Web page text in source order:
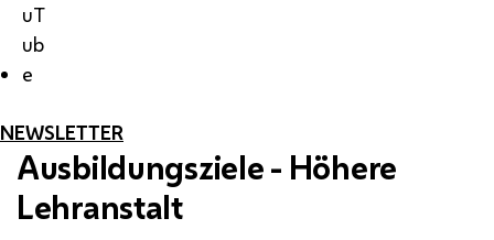
uT
ub
e
NEWSLETTER
Ausbildungsziele - Höhere
Lehranstalt